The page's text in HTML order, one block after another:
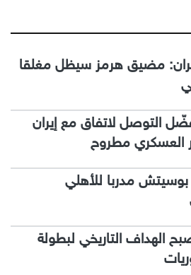
مضيق هرمز سيظل مغلقا
التوصل لاتفاق مع إيران
العسكري مطروح
بوسيتش مدربا للأهلي
الهداف التاريخي لبطولة